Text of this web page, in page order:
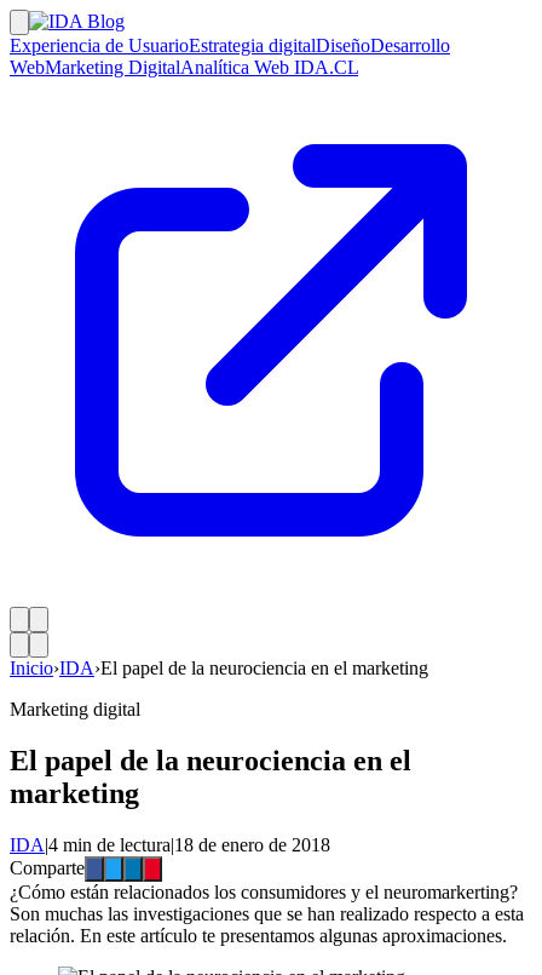
Experiencia de UsuarioEstrategia digitalDiseñoDesarrollo
WebMarketing DigitalAnalítica Web IDA.CL
Inicio›IDA›El papel de la neurociencia en el marketing
Marketing digital
El papel de la neurociencia en el
marketing
IDA|4 min de lectura|18 de enero de 2018
Comparte
¿Cómo están relacionados los consumidores y el neuromarkerting?
Son muchas las investigaciones que se han realizado respecto a esta
relación. En este artículo te presentamos algunas aproximaciones.